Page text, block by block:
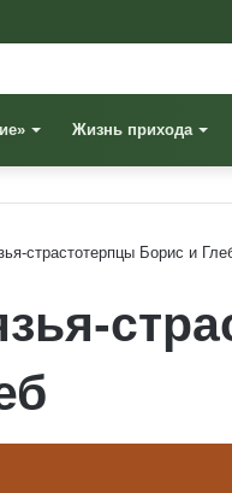
Жизнь прихода
страстотерпцы Борис и